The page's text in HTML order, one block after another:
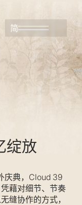
简
绽放
庆典，Cloud 39
藉对细节、节奏
缝协作的方式，